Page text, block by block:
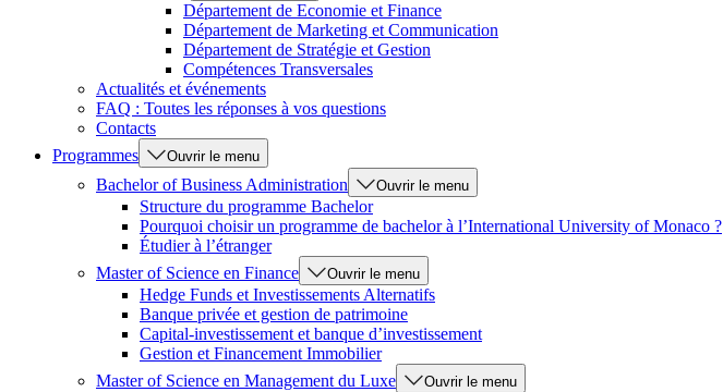
Département de Economie et Finance
Département de Marketing et Communication
Département de Stratégie et Gestion
Compétences Transversales
Actualités et événements
FAQ : Toutes les réponses à vos questions
Contacts
Programmes
Ouvrir le menu
Bachelor of Business Administration Ouvrir le menu
Structure du programme Bachelor
Pourquoi choisir un programme de bachelor à l’International University of Monaco ?
Étudier à l’étranger
Master of Science en Finance
Ouvrir le menu
Hedge Funds et Investissements Alternatifs
Banque privée et gestion de patrimoine
Capital-investissement et banque d’investissement
Gestion et Financement Immobilier
Master of Science en Management du Luxe
Ouvrir le menu